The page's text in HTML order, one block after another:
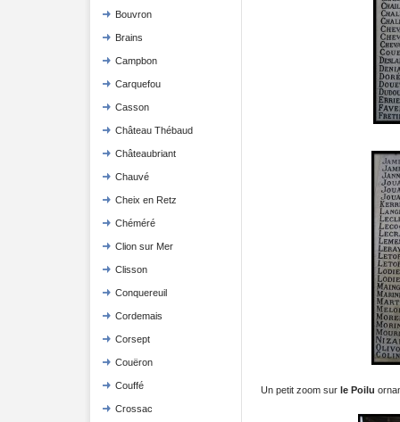
Bouvron
Brains
Campbon
Carquefou
Casson
Château Thébaud
Châteaubriant
Chauvé
Cheix en Retz
Chéméré
Clion sur Mer
Clisson
Conquereuil
Cordemais
Corsept
Couëron
Couffé
Crossac
Un petit zoom sur le Poilu